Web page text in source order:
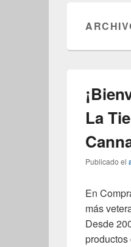
La
Publicado el
En
más
Desde